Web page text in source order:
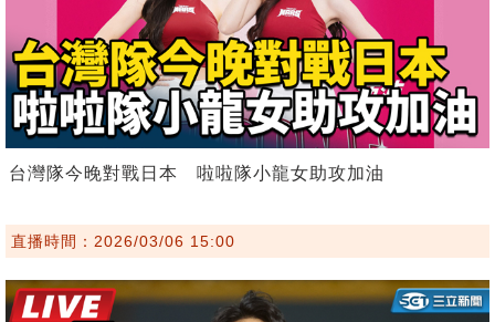
台灣隊今晚對戰日本 啦啦隊小龍女助攻加油
直播時間：2026/03/06 15:00